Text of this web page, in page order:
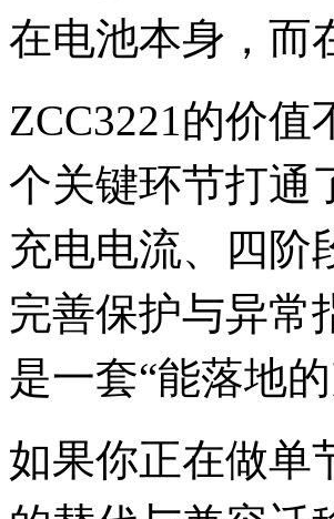
在电池本身，而
ZCC3221的价
个关键环节打通
充电电流、四阶
完善保护与异常
是一套“能落地
如果你正在做单